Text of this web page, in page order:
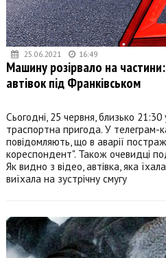
25.06.2021 16:49
Машину розірвало на
автівок під Франківськом
Сьогодні, 25 червня, близько
траспортна пригода. У телеграм-
повідомляють, що в аварії
кореспондент". Також очевидці
Як видно з відео, автівка, яка
виїхала на зустрічну смугу